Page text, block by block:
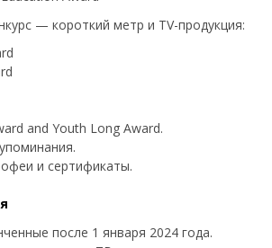
— короткий метр и TV-продукция:
and Youth Long Award.
и сертификаты.
после 1 января 2024 года.